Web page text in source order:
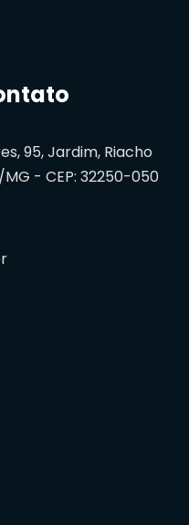
95, Jardim, Riacho
- CEP: 32250-050